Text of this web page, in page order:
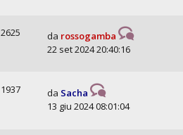
2625 da rossogamba
22 set 2024 20:40:16
1937 da Sacha
13 giu 2024 08:01:04